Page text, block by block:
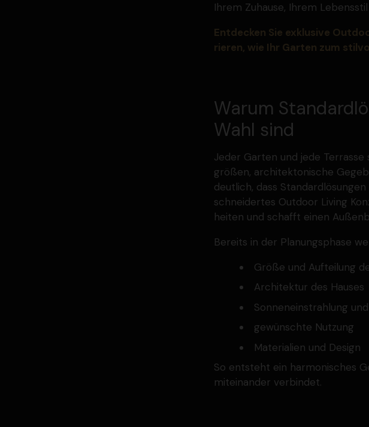
Ihrem Zuhause, Ihrem
Entdecken Sie exklusive
rieren, wie Ihr Garten zum
Warum
Wahl sind
Jeder Garten und jede
größen, archi­tek­to­nische
deutlich, dass
schnei­dertes Outdoor Living
heiten und schafft einen
Bereits in der Planungs­phase
Größe und Aufteilung
Archi­tektur des Hauses
Sonnen­ein­strahlung
gewünschte Nutzung
Materialien und Design
So entsteht ein harmo­ni­sches
mitein­ander verbindet.